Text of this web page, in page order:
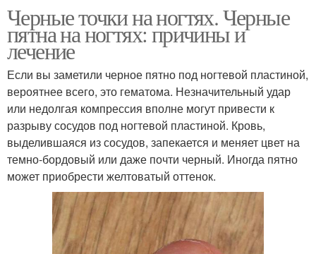
Черные точки на ногтях. Черные
пятна на ногтях: причины и
лечение
Если вы заметили черное пятно под ногтевой пластиной,
вероятнее всего, это гематома. Незначительный удар
или недолгая компрессия вполне могут привести к
разрыву сосудов под ногтевой пластиной. Кровь,
выделившаяся из сосудов, запекается и меняет цвет на
темно-бордовый или даже почти черный. Иногда пятно
может приобрести желтоватый оттенок.